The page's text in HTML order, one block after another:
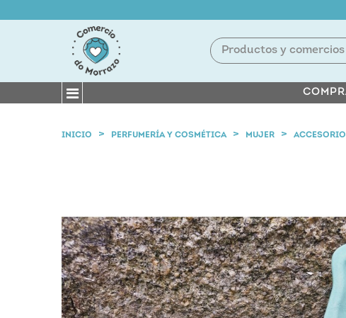
INICIO PERFUMERÍA Y COSMÉTICA MUJER